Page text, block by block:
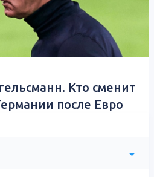
Кто сменит
после Евро